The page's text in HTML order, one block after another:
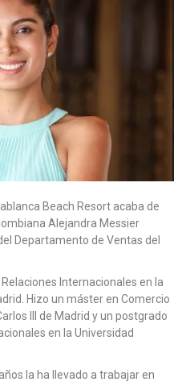
Beach Resort acaba de
Alejandra Messier
Departamento de Ventas del
Internacionales en la
Hizo un máster en Comercio
III de Madrid y un postgrado
en la Universidad
la ha llevado a trabajar en